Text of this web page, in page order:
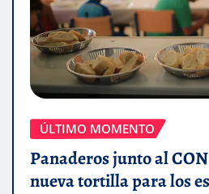
ÚLTIMO MOMENTO
Panaderos junto al
nueva tortilla para los